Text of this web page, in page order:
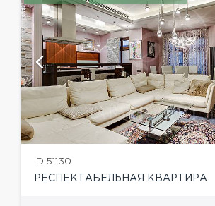
ID 51130
РЕСПЕКТАБЕЛЬНАЯ КВАРТИРА